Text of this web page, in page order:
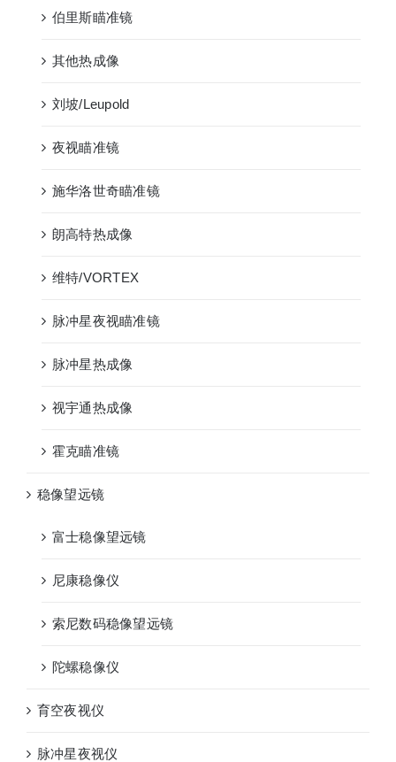
伯里斯瞄准镜
其他热成像
刘坡/Leupold
夜视瞄准镜
施华洛世奇瞄准镜
朗高特热成像
维特/VORTEX
脉冲星夜视瞄准镜
脉冲星热成像
视宇通热成像
霍克瞄准镜
稳像望远镜
富士稳像望远镜
尼康稳像仪
索尼数码稳像望远镜
陀螺稳像仪
育空夜视仪
脉冲星夜视仪